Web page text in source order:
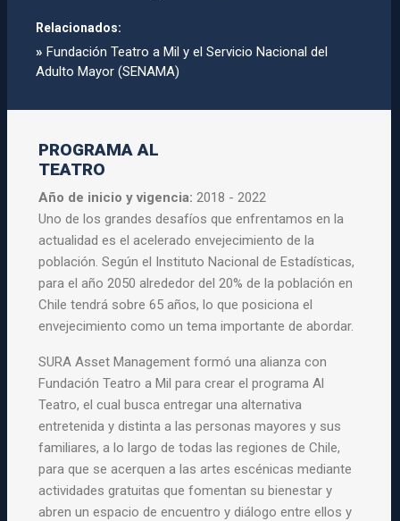
Relacionados:
» Fundación Teatro a Mil y el Servicio Nacional del
Adulto Mayor (SENAMA)
PROGRAMA AL
TEATRO
Año de inicio y vigencia:2018 - 2022
Uno de los grandes desafíos que enfrentamos en la
actualidad es el acelerado envejecimiento de la
población. Según el Instituto Nacional de Estadísticas,
para el año 2050 alrededor del 20% de la población en
Chile tendrá sobre 65 años, lo que posiciona el
envejecimiento como un tema importante de abordar.
SURA Asset Management formó una alianza con
Fundación Teatro a Mil para crear el programa Al
Teatro, el cual busca entregar una alternativa
entretenida y distinta a las personas mayores y sus
familiares, a lo largo de todas las regiones de Chile,
para que se acerquen a las artes escénicas mediante
actividades gratuitas que fomentan su bienestar y
abren un espacio de encuentro y diálogo entre ellos y